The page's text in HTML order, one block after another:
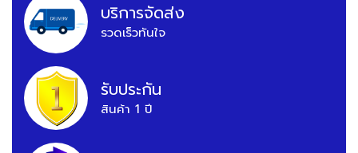
บริการจัดส่ง
รวดเร็วทันใจ
รับประกัน
สินค้า 1 ปี